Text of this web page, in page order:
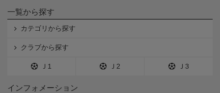
一覧から探す
カテゴリから探す
クラブから探す
Ｊ1 Ｊ2 Ｊ3
インフォメーション